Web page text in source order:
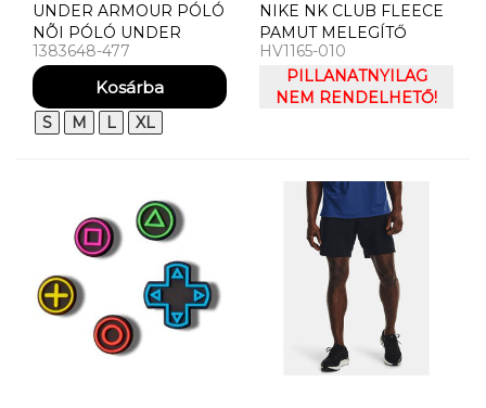
UNDER ARMOUR PÓLÓ
NÕI PÓLÓ UNDER
ARMOUR UA RIVAL
CORE SS
1383648-477
S M L XL
NIKE NK CLUB FLEECE
PAMUT MELEGÍTŐ
HV1165-010
PILLANATNYILAG
NEM RENDELHETŐ!